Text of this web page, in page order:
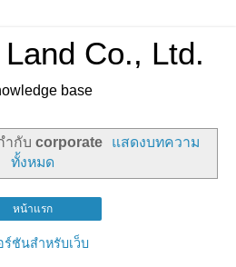
Co., Ltd.
base
ำกับ corporate
แสดงบทความ
ทั้งหมด
หน้าแรก
ร์ชันสำหรับเว็บ